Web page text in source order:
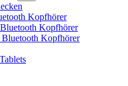
Kopfhörer
Kopfhörer
Bluetooth Kopfhörer